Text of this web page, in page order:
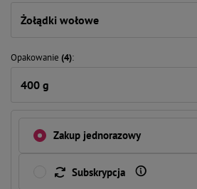
Żołądki wołowe
Opakowanie (4)
400 g
Zakup jednorazowy
Subskrypcja